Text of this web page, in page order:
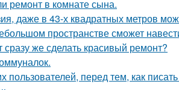
ремонт в комнате сына.
даже в 43-х квадратных метров
пространстве сможет
же сделать красивый ремонт?
пользователей, перед тем, как